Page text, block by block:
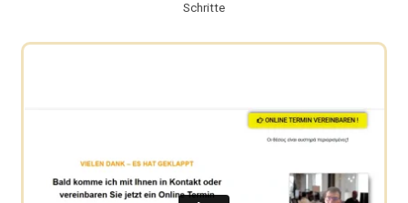
Schritte